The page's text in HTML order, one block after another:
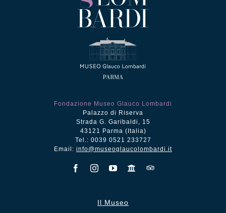
Fondazione Museo Glauco Lombardi
Palazzo di Riserva
Strada G. Garibaldi, 15
43121 Parma (Italia)
Tel.: 0039 0521 233727
Email: info@museoglaucolombardi.it
Il Museo